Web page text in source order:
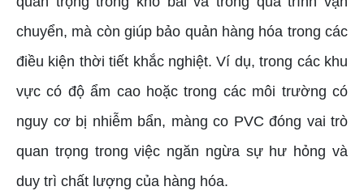
chuyển, mà còn giúp bảo quản hàng hóa trong các
điều kiện thời tiết khắc nghiệt. Ví dụ, trong các khu
vực có độ ẩm cao hoặc trong các môi trường có
nguy cơ bị nhiễm bẩn, màng co PVC đóng vai trò
quan trọng trong việc ngăn ngừa sự hư hỏng và
duy trì chất lượng của hàng hóa.